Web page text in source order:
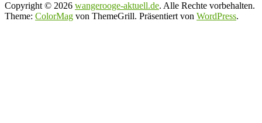
Copyright © 2026 wangerooge-aktuell.de. Alle Rechte vorbehalten.
Theme: ColorMag von ThemeGrill. Präsentiert von WordPress.